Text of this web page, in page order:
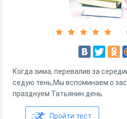
Когда зима, перевалив за
седую тень,Мы вспоминаем о
празднуем Татьянин день.
Пройти тест